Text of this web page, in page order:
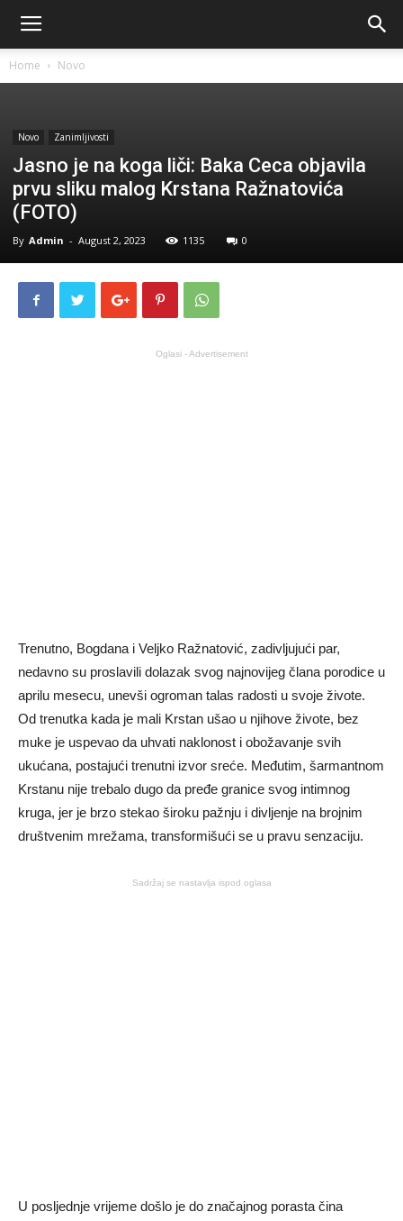
Home Novo
Novo Zanimljivosti
Jasno je na koga liči: Baka Ceca objavila
prvu sliku malog Krstana Ražnatovića
(FOTO)
By Admin - August 2, 2023 1135 0
Oglasi - Advertisement
Trenutno, Bogdana i Veljko Ražnatović, zadivljujući par,
nedavno su proslavili dolazak svog najnovijeg člana porodice u
aprilu mesecu, unevši ogroman talas radosti u svoje živote.
Od trenutka kada je mali Krstan ušao u njihove živote, bez
muke je uspevao da uhvati naklonost i obožavanje svih
ukućana, postajući trenutni izvor sreće. Međutim, šarmantnom
Krstanu nije trebalo dugo da pređe granice svog intimnog
kruga, jer je brzo stekao široku pažnju i divljenje na brojnim
društvenim mrežama, transformišući se u pravu senzaciju.
Sadržaj se nastavlja ispod oglasa
U posljednje vrijeme došlo je do značajnog porasta čina